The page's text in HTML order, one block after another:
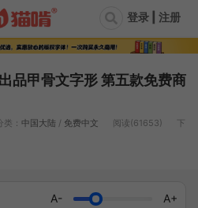
登录 | 注册
品甲骨文字形 第五款免费商
类： 中国大陆 / 免费中文 阅读(61653)
下
A- A+